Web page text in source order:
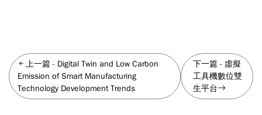
上一篇 - Digital Twin and Low Carbon
Emission of Smart Manufacturing
Technology Development Trends
下一篇 - 虛擬
工具機數位雙
生平台